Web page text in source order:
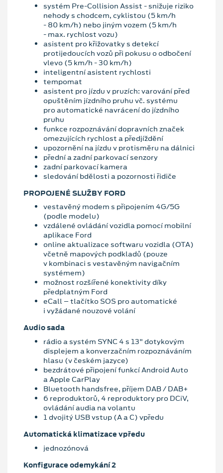
systém Pre-Collision Assist - snižuje riziko
nehody s chodcem, cyklistou (5 km/h
- 80 km/h) nebo jiným vozem (5 km/h
- max. rychlost vozu)
asistent pro křižovatky s detekcí
protijedoucích vozů při pokusu o odbočení
vlevo (5 km/h - 30 km/h)
inteligentní asistent rychlosti
tempomat
asistent pro jízdu v pruzích: varování před
opuštěním jízdního pruhu vč. systému
pro automatické navrácení do jízdního
pruhu
funkce rozpoznávání dopravních značek
omezujících rychlost a předjíždění
upozornění na jízdu v protisměru na dálnici
přední a zadní parkovací senzory
zadní parkovací kamera
sledování bdělosti a pozornosti řidiče
PROPOJENÉ SLUŽBY FORD
vestavěný modem s připojením 4G/5G
(podle modelu)
vzdálené ovládání vozidla pomocí mobilní
aplikace Ford
online aktualizace softwaru vozidla (OTA)
včetně mapových podkladů (pouze
v kombinaci s vestavěným navigačním
systémem)
možnost rozšířené konektivity díky
předplatným Ford
eCall – tlačítko SOS pro automatické
i vyžádané nouzové volání
Audio sada
rádio a systém SYNC 4 s 13" dotykovým
displejem a konverzačním rozpoznáváním
hlasu (v českém jazyce)
bezdrátové připojení funkcí Android Auto
a Apple CarPlay
Bluetooth handsfree, příjem DAB / DAB+
6 reproduktorů, 4 reproduktory pro DCiV,
ovládání audia na volantu
1 dvojitý USB vstup (A a C) vpředu
Automatická klimatizace vpředu
jednozónová
Konfigurace odemykání 2